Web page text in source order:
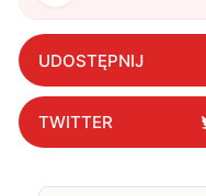
UDOSTĘPNIJ
TWITTER